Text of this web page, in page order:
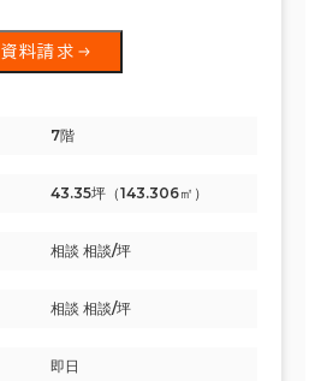
資料請求
7階
43.35坪（143.306㎡）
相談 相談/坪
相談 相談/坪
即日